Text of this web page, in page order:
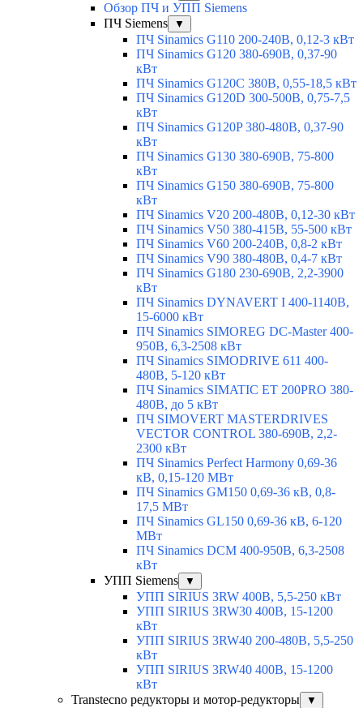
Обзор ПЧ и УПП Siemens
ПЧ Siemens
▼
ПЧ Sinamics G110 200-240В, 0,12-3 кВт
ПЧ Sinamics G120 380-690В, 0,37-90
кВт
ПЧ Sinamics G120C 380В, 0,55-18,5 кВт
ПЧ Sinamics G120D 300-500В, 0,75-7,5
кВт
ПЧ Sinamics G120P 380-480В, 0,37-90
кВт
ПЧ Sinamics G130 380-690В, 75-800
кВт
ПЧ Sinamics G150 380-690В, 75-800
кВт
ПЧ Sinamics V20 200-480В, 0,12-30 кВт
ПЧ Sinamics V50 380-415В, 55-500 кВт
ПЧ Sinamics V60 200-240В, 0,8-2 кВт
ПЧ Sinamics V90 380-480В, 0,4-7 кВт
ПЧ Sinamics G180 230-690В, 2,2-3900
кВт
ПЧ Sinamics DYNAVERT I 400-1140В,
15-6000 кВт
ПЧ Sinamics SIMOREG DC-Master 400-
950В, 6,3-2508 кВт
ПЧ Sinamics SIMODRIVE 611 400-
480В, 5-120 кВт
ПЧ Sinamics SIMATIC ET 200PRO 380-
480В, до 5 кВт
ПЧ SIMOVERT MASTERDRIVES
VECTOR CONTROL 380-690В, 2,2-
2300 кВт
ПЧ Sinamics Perfect Harmony 0,69-36
кВ, 0,15-120 МВт
ПЧ Sinamics GM150 0,69-36 кВ, 0,8-
17,5 МВт
ПЧ Sinamics GL150 0,69-36 кВ, 6-120
МВт
ПЧ Sinamics DCM 400-950В, 6,3-2508
кВт
УПП Siemens
▼
УПП SIRIUS 3RW 400В, 5,5-250 кВт
УПП SIRIUS 3RW30 400В, 15-1200
кВт
УПП SIRIUS 3RW40 200-480В, 5,5-250
кВт
УПП SIRIUS 3RW40 400В, 15-1200
кВт
Transtecno редукторы и мотор-редукторы
▼